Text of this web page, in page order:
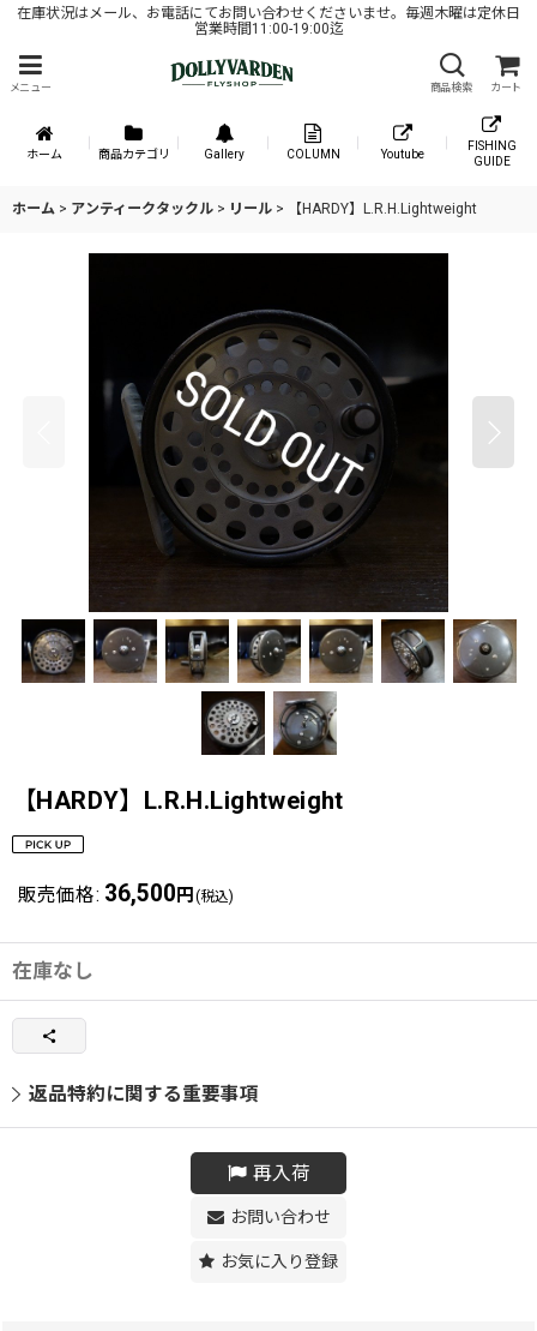
在庫状況はメール、お電話にてお問い合わせくださいませ。毎週木曜は定休日
営業時間11:00-19:00迄
メニュー 商品検索 カート
ホーム 商品カテゴリ Gallery COLUMN Youtube
FISHING
GUIDE
ホーム > アンティークタックル > リール > 【HARDY】L.R.H.Lightweight
【HARDY】L.R.H.Lightweight
販売価格: 36,500 円 (税込)
在庫なし
返品特約に関する重要事項
再入荷
お問い合わせ
お気に入り登録